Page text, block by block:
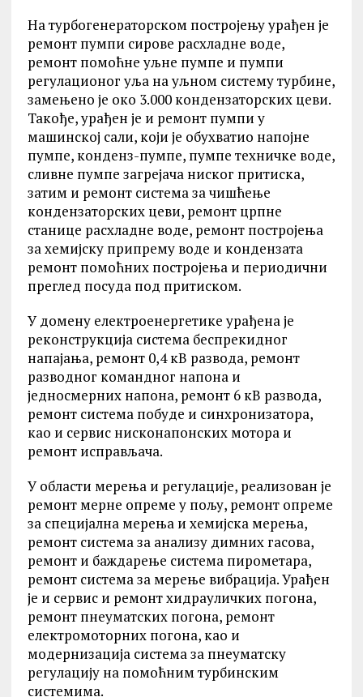
На турбогенераторском постројењу урађен је
ремонт пумпи сирове расхладне воде,
ремонт помоћне уљне пумпе и пумпи
регулационог уља на уљном систему турбине,
замењено је око 3.000 кондензаторских цеви.
Такође, урађен је и ремонт пумпи у
машинској сали, који је обухватио напојне
пумпе, конденз-пумпе, пумпе техничке воде,
сливне пумпе загрејача ниског притиска,
затим и ремонт система за чишћење
кондензаторских цеви, ремонт црпне
станице расхладне воде, ремонт постројења
за хемијску припрему воде и кондензата
ремонт помоћних постројења и периодични
преглед посуда под притиском.
У домену електроенергетике урађена је
реконструкција система беспрекидног
напајања, ремонт 0,4 кВ развода, ремонт
разводног командног напона и
једносмерних напона, ремонт 6 кВ развода,
ремонт система побуде и синхронизатора,
као и сервис нисконапонских мотора и
ремонт исправљача.
У области мерења и регулације, реализован је
ремонт мерне опреме у пољу, ремонт опреме
за специјална мерења и хемијска мерења,
ремонт система за анализу димних гасова,
ремонт и баждарење система пирометара,
ремонт система за мерење вибрација. Урађен
је и сервис и ремонт хидрауличких погона,
ремонт пнеуматских погона, ремонт
електромоторних погона, као и
модернизација система за пнеуматску
регулацију на помоћним турбинским
системима.